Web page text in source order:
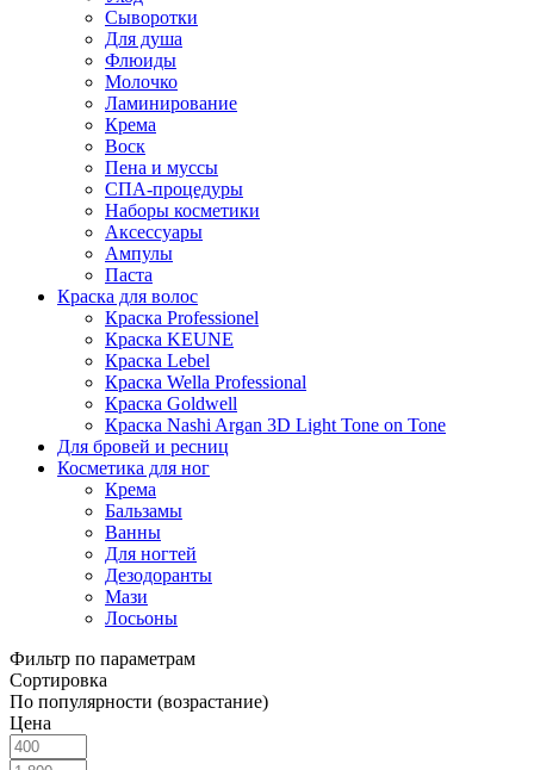
Сыворотки
Для душа
Флюиды
Молочко
Ламинирование
Крема
Воск
Пена и муссы
СПА-процедуры
Наборы косметики
Аксессуары
Ампулы
Паста
Краска для волос
Краска Professionel
Краска KEUNE
Краска Lebel
Краска Wella Professional
Краска Goldwell
Краска Nashi Argan 3D Light Tone on Tone
Для бровей и ресниц
Косметика для ног
Крема
Бальзамы
Ванны
Для ногтей
Дезодоранты
Мази
Лосьоны
Фильтр по параметрам
Сортировка
По популярности (возрастание)
Цена